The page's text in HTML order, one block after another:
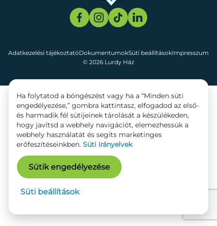
© 2026 Lurdy Ház
Adatkezelési tájékoztatóDokumentumokSüti beállításokImpresszum
Ha folytatod a böngészést vagy ha a “Minden süti
engedélyezése,” gombra kattintasz, elfogadod az első-
és harmadik fél sütijeinek tárolását a készülékeden,
hogy javítsd a webhely navigációt, elemezhessük a
webhely használatát és segíts marketinges
erőfeszítéseinkben. Süti Irányelvek
Sütik engedélyezése
Süti beállítások